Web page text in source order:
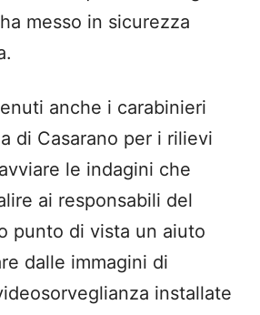
messo in sicurezza
anche i carabinieri
di Casarano per i rilievi
le indagini che
ai responsabili del
punto di vista un aiuto
dalle immagini di
installate